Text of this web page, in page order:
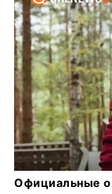
Официальные